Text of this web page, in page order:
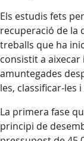
Els estudis fets
recuperació de la
treballs que ha
consistit a
amuntegades
les, classificar-les
La primera fase
principi de